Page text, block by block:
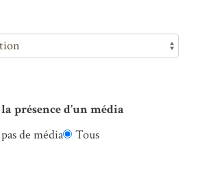
présence d’un média
pas de média Tous